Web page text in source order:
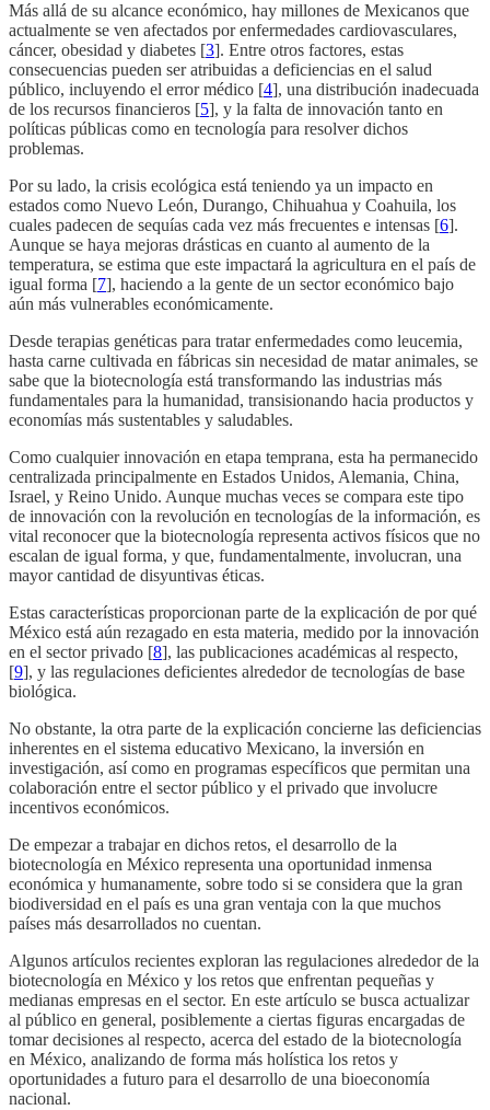
Más allá de su alcance económico, hay millones de Mexicanos que
actualmente se ven afectados por enfermedades cardiovasculares,
cáncer, obesidad y diabetes [3]. Entre otros factores, estas
consecuencias pueden ser atribuidas a deficiencias en el salud
público, incluyendo el error médico [4], una distribución inadecuada
de los recursos financieros [5], y la falta de innovación tanto en
políticas públicas como en tecnología para resolver dichos
problemas.
Por su lado, la crisis ecológica está teniendo ya un impacto en
estados como Nuevo León, Durango, Chihuahua y Coahuila, los
cuales padecen de sequías cada vez más frecuentes e intensas [6].
Aunque se haya mejoras drásticas en cuanto al aumento de la
temperatura, se estima que este impactará la agricultura en el país de
igual forma [7], haciendo a la gente de un sector económico bajo
aún más vulnerables económicamente.
Desde terapias genéticas para tratar enfermedades como leucemia,
hasta carne cultivada en fábricas sin necesidad de matar animales, se
sabe que la biotecnología está transformando las industrias más
fundamentales para la humanidad, transisionando hacia productos y
economías más sustentables y saludables.
Como cualquier innovación en etapa temprana, esta ha permanecido
centralizada principalmente en Estados Unidos, Alemania, China,
Israel, y Reino Unido. Aunque muchas veces se compara este tipo
de innovación con la revolución en tecnologías de la información, es
vital reconocer que la biotecnología representa activos físicos que no
escalan de igual forma, y que, fundamentalmente, involucran, una
mayor cantidad de disyuntivas éticas.
Estas características proporcionan parte de la explicación de por qué
México está aún rezagado en esta materia, medido por la innovación
en el sector privado [8], las publicaciones académicas al respecto,
[9], y las regulaciones deficientes alrededor de tecnologías de base
biológica.
No obstante, la otra parte de la explicación concierne las deficiencias
inherentes en el sistema educativo Mexicano, la inversión en
investigación, así como en programas específicos que permitan una
colaboración entre el sector público y el privado que involucre
incentivos económicos.
De empezar a trabajar en dichos retos, el desarrollo de la
biotecnología en México representa una oportunidad inmensa
económica y humanamente, sobre todo si se considera que la gran
biodiversidad en el país es una gran ventaja con la que muchos
países más desarrollados no cuentan.
Algunos artículos recientes exploran las regulaciones alrededor de la
biotecnología en México y los retos que enfrentan pequeñas y
medianas empresas en el sector. En este artículo se busca actualizar
al público en general, posiblemente a ciertas figuras encargadas de
tomar decisiones al respecto, acerca del estado de la biotecnología
en México, analizando de forma más holística los retos y
oportunidades a futuro para el desarrollo de una bioeconomía
nacional.